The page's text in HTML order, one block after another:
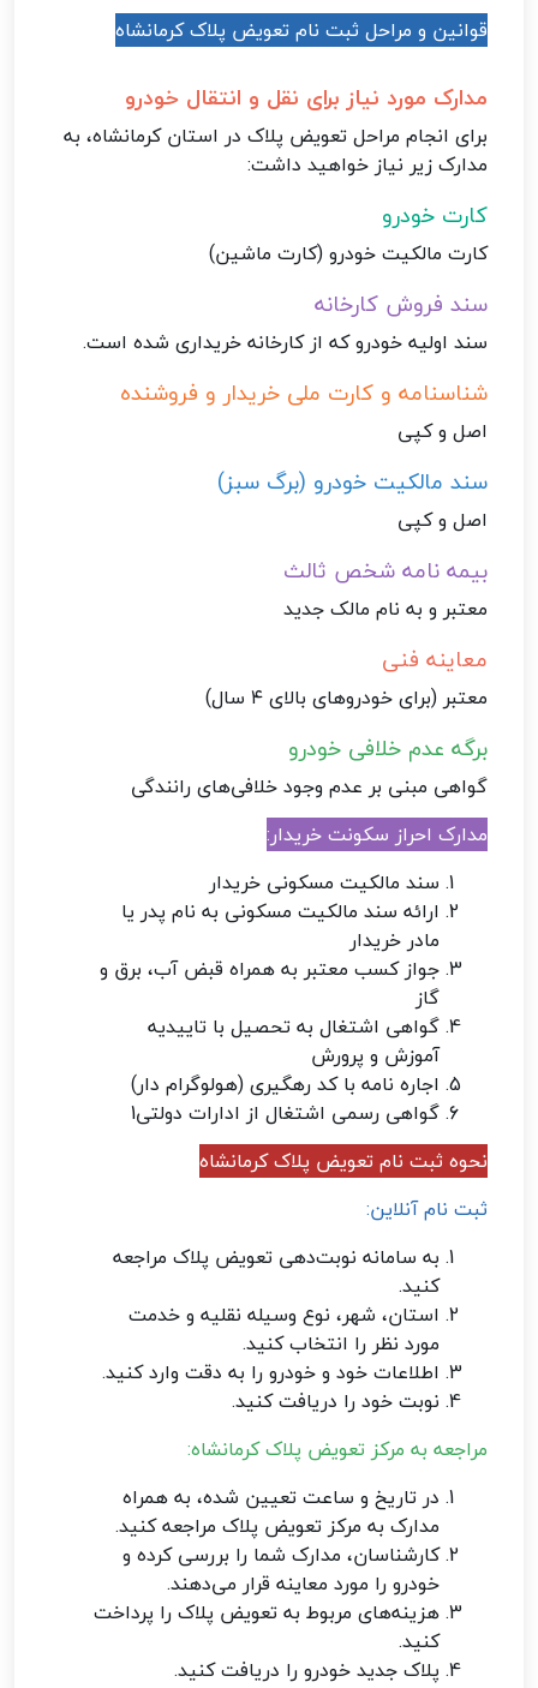
قوانین و مراحل ثبت نام تعویض پلاک کرمانشاه
مدارک مورد نیاز برای نقل و انتقال خودرو
برای انجام مراحل تعویض پلاک در استان کرمانشاه، به
مدارک زیر نیاز خواهید داشت:
کارت خودرو
کارت مالکیت خودرو (کارت ماشین)
سند فروش کارخانه
سند اولیه خودرو که از کارخانه خریداری شده است.
شناسنامه و کارت ملی خریدار و فروشنده
اصل و کپی
سند مالکیت خودرو (برگ سبز)
اصل و کپی
بیمه نامه شخص ثالث
معتبر و به نام مالک جدید
معاینه فنی
معتبر (برای خودروهای بالای ۴ سال)
برگه عدم خلافی خودرو
گواهی مبنی بر عدم وجود خلافی‌های رانندگی
مدارک احراز سکونت خریدار:
سند مالکیت مسکونی خریدار
ارائه سند مالکیت مسکونی به نام پدر یا
مادر خریدار
جواز کسب معتبر به همراه قبض آب، برق و
گاز
گواهی اشتغال به تحصیل با تاییدیه
آموزش و پرورش
اجاره نامه با کد رهگیری (هولوگرام دار)
گواهی رسمی اشتغال از ادارات دولتی1
نحوه ثبت نام تعویض پلاک کرمانشاه
ثبت نام آنلاین:
به سامانه نوبت‌دهی تعویض پلاک مراجعه
کنید.
استان، شهر، نوع وسیله نقلیه و خدمت
مورد نظر را انتخاب کنید.
اطلاعات خود و خودرو را به دقت وارد کنید.
نوبت خود را دریافت کنید.
مراجعه به مرکز تعویض پلاک کرمانشاه:
در تاریخ و ساعت تعیین شده، به همراه
مدارک به مرکز تعویض پلاک مراجعه کنید.
کارشناسان، مدارک شما را بررسی کرده و
خودرو را مورد معاینه قرار می‌دهند.
هزینه‌های مربوط به تعویض پلاک را پرداخت
کنید.
پلاک جدید خودرو را دریافت کنید.